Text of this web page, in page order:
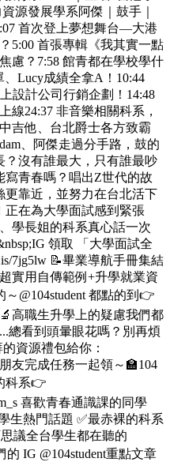
源發展學系阿傑｜鼓手｜
首次登上夢想舞台—大港
5:00 首張專輯《我其實一點
慮？7:58 館青都在學校學什
Lucy成績全拿A！10:44
設計公司行銷企劃！14:48
線24:37 非音樂相關科系，
吉他、台北爵士各方致霸
、阿傑走過分手路，鼓的
？沒有誰最大，只有誰最吵
寫青春嗎？唱出Z世代的故
更靠近，並努力在台北活下
正在為大學面試感到緊張
學長姐的科系真心話一次
領取 「大學面試全
7jg5lw 📝畢業導航手冊集結
實用自傳範例+升學就業資
@104student 都點的到👉
高職生升學上的疑慮我們都
總看到頭暈眼花嗎？別再煩
資源禮包給你：
朋友完成任務一起領～🏫104
科系👉
喜歡青春通識課的同學
生熱門話題 ✅最赤裸的科系
議全台學生都在聽的
IG @104student重點文章